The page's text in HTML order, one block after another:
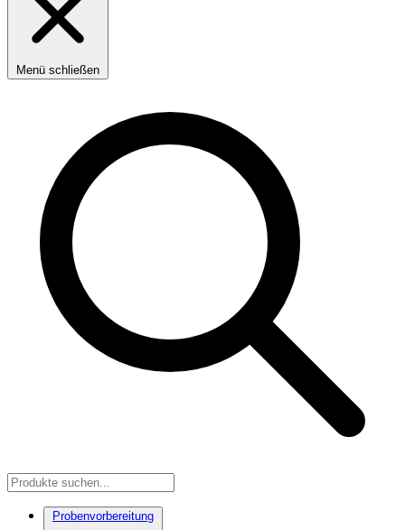
Menü schließen
Probenvorbereitung